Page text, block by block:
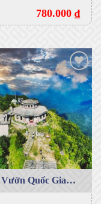
780.000₫
Add to
wishlist
Quốc Gia
Mã Huế